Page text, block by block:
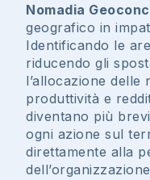
Nomadia
geografico in
Identificando le
riducendo gli
l’allocazione delle
produttività e
diventano più
ogni azione sul
direttamente alla